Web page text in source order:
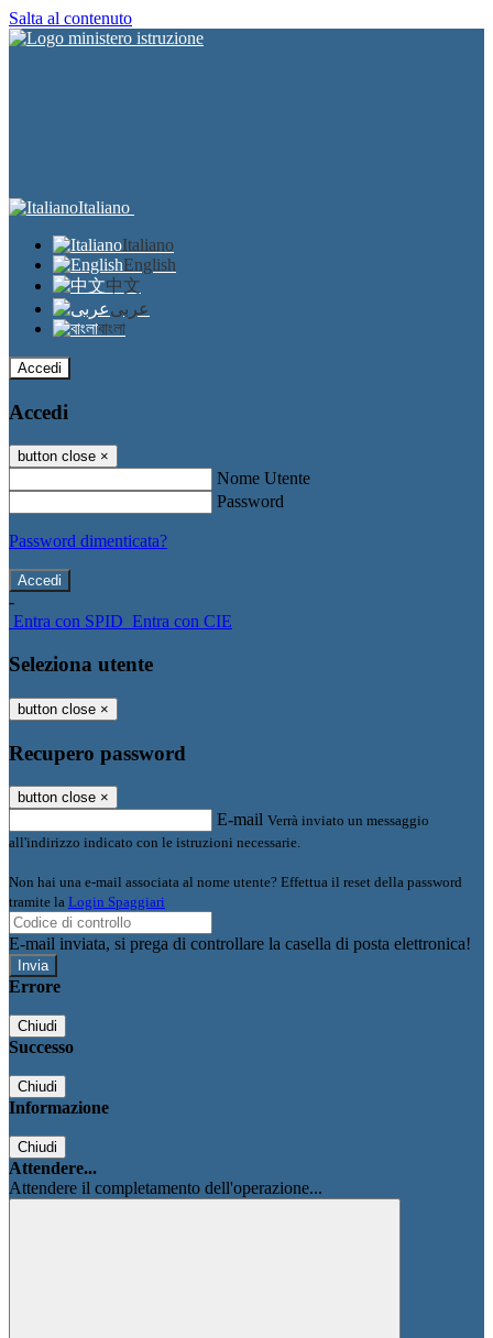
Salta al contenuto
Italiano
Italiano
English
中文
عربى
বাংলা
Accedi
Accedi
button close ×
Nome Utente
Password
Password dimenticata?
-
Entra con SPID Entra con CIE
Seleziona utente
button close ×
Recupero password
button close ×
E-mail Verrà inviato un messaggio
all'indirizzo indicato con le istruzioni necessarie.
Non hai una e-mail associata al nome utente? Effettua il reset della password
tramite la Login Spaggiari
E-mail inviata, si prega di controllare la casella di posta elettronica!
Errore
Chiudi
Successo
Chiudi
Informazione
Chiudi
Attendere...
Attendere il completamento dell'operazione...